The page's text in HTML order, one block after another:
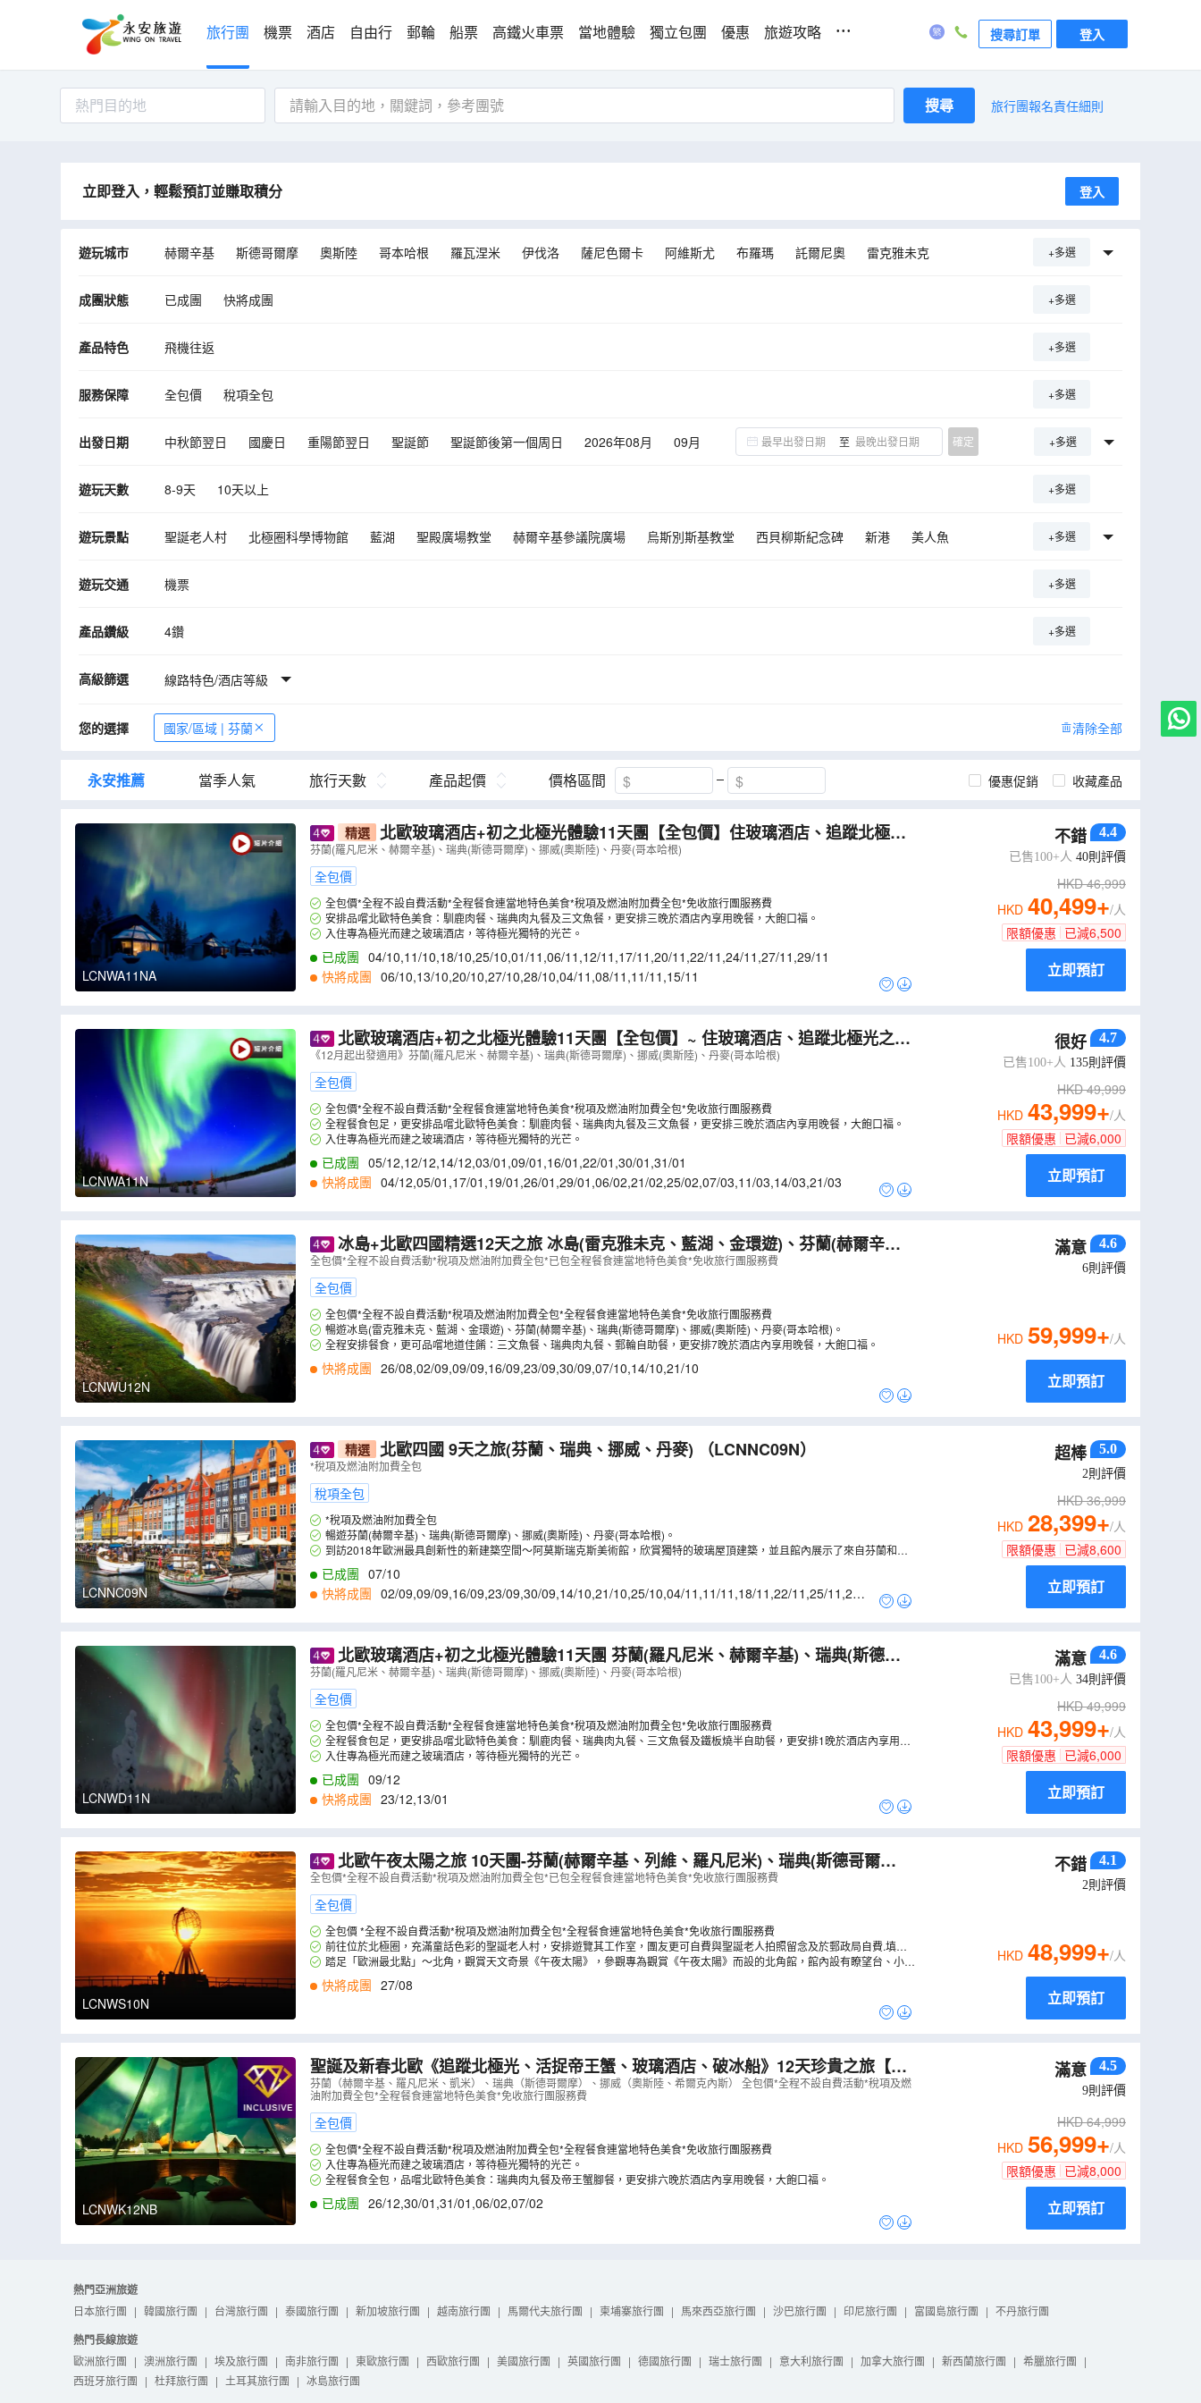
旅行團 機票 酒店 自由行 郵輪 船票 高鐵火車票 當地體驗 獨立包團 優惠 旅遊攻略 ... 搜尋訂單 登入
熱門目的地 搜尋 旅行團報名責任細則
立即登入，輕鬆預訂並賺取積分 登入
遊玩城市 赫爾辛基 斯德哥爾摩 奧斯陸 哥本哈根 羅瓦涅米 伊伐洛 薩尼色爾卡 阿維斯尤 布羅瑪 託爾尼奧
雷克雅未克
Rangarthing eystra
+多選
成團狀態 已成團 快將成團 +多選
產品特色 飛機往返 +多選
服務保障 全包價 稅項全包 +多選
出發日期 中秋節翌日 國慶日 重陽節翌日 聖誕節 聖誕節後第一個周日 2026年08月
09月
至 確定 +多選
遊玩天數 8-9天 10天以上 +多選
遊玩景點 聖誕老人村 北極圈科學博物館 藍湖 聖殿廣場教堂 赫爾辛基參議院廣場 烏斯別斯基教堂 西貝柳斯紀念碑 新港
美人魚
阿克斯胡斯城堡
阿克斯胡斯城堡
觀賞自然奇觀～《午夜太陽》
+多選
遊玩交通 機票 +多選
產品鑽級 4鑽 +多選
高級篩選 線路特色/酒店等級
您的選擇 國家/區域 | 芬蘭 清除全部
永安推薦 當季人氣 旅行天數 產品起價 價格區間 優惠促銷 收藏產品
LCNWA11NA
精選 北歐玻璃酒店+初之北極光體驗11天團【全包價】住玻璃酒店、追蹤北極光
之旅、一次過參觀市政廳、華莎戰船/露天/前進號/北極圈科學博物館、石中教堂、費
德烈城堡
芬蘭(羅凡尼米、赫爾辛基)、瑞典(斯德哥爾摩)、挪威(奧斯陸)、丹麥(哥本哈根)
全包價
全包價*全程不設自費活動*全程餐食連當地特色美食*稅項及燃油附加費全包*免收旅行團服務費
安排品嚐北歐特色美食：馴鹿肉餐、瑞典肉丸餐及三文魚餐，更安排三晚於酒店內享用晚餐，大飽口福。
入住專為極光而建之玻璃酒店，等待極光獨特的光芒。
已成團 04/10,11/10,18/10,25/10,01/11 ,06/11 ,12/11 ,17/11 ,20/11 ,22/11 ,24/11 ,27/11 ,29/11
快將成團 06/10,13/10,20/10,27/10,28/10,04/11 ,08/11 ,11/11 ,15/11
不錯 4.4
已售100+人 40則評價
HKD46,999
HKD 40,499+/人
限額優惠 已減6,500
立即預訂
LCNWA11N
北歐玻璃酒店+初之北極光體驗11天團【全包價】~ 住玻璃酒店、追蹤北極光之
旅、乘哈士奇狗拉車及馴鹿拉車、一次過參觀市政廳、華莎戰船/露天/前進號/北極圈
科學博物館、石中教堂、費德烈城堡
《12月起出發適用》芬蘭(羅凡尼米、赫爾辛基)、瑞典(斯德哥爾摩)、挪威(奧斯陸)、丹麥(哥本哈根)
全包價
全包價*全程不設自費活動*全程餐食連當地特色美食*稅項及燃油附加費全包*免收旅行團服務費
全程餐食包足，更安排品嚐北歐特色美食：馴鹿肉餐、瑞典肉丸餐及三文魚餐，更安排三晚於酒店內享用晚餐，大飽口福。
入住專為極光而建之玻璃酒店，等待極光獨特的光芒。
已成團 05/12,12/12,14/12,03/01 ,09/01 ,16/01 ,22/01 ,30/01 ,31/01
快將成團 04/12,05/01 ,17/01 ,19/01 ,26/01 ,29/01 ,06/02,21/02,25/02,07/03,11/03,14/03,21/03
很好 4.7
已售100+人 135則評價
HKD49,999
HKD 43,999+/人
限額優惠 已減6,000
立即預訂
LCNWU12N
冰島+北歐四國精選12天之旅 冰島(雷克雅未克、藍湖、金環遊)、芬蘭(赫爾辛
基)、瑞典(斯德哥爾摩)、挪威(奧斯陸)、丹麥(哥本哈根) 【全包價】
全包價*全程不設自費活動*稅項及燃油附加費全包*已包全程餐食連當地特色美食*免收旅行團服務費
全包價
全包價*全程不設自費活動*稅項及燃油附加費全包*全程餐食連當地特色美食*免收旅行團服務費
暢遊冰島(雷克雅未克、藍湖、金環遊)、芬蘭(赫爾辛基)、瑞典(斯德哥爾摩)、挪威(奧斯陸)、丹麥(哥本哈根)。
全程安排餐食，更可品嚐地道佳餚：三文魚餐、瑞典肉丸餐、郵輪自助餐，更安排7晚於酒店內享用晚餐，大飽口福。
快將成團 26/08,02/09,09/09,16/09,23/09,30/09,07/10,14/10,21/10
滿意 4.6
6則評價
HKD 59,999+/人
立即預訂
LCNNC09N
精選 北歐四國 9天之旅(芬蘭、瑞典、挪威、丹麥) （LCNNC09N）
*稅項及燃油附加費全包
稅項全包
*稅項及燃油附加費全包
暢遊芬蘭(赫爾辛基)、瑞典(斯德哥爾摩)、挪威(奧斯陸)、丹麥(哥本哈根)。
到訪2018年歐洲最具創新性的新建築空間～阿莫斯瑞克斯美術館，欣賞獨特的玻璃屋頂建築，並且館內展示了來自芬蘭和國
際藝術家的作品。
已成團 07/10
快將成團 02/09,09/09,16/09,23/09,30/09,14/10,21/10,25/10,04/11 ,11/11 ,18/11 ,22/11 ,25/11 ,29/1
超棒 5.0
2則評價
HKD36,999
HKD 28,399+/人
限額優惠 已減8,600
立即預訂
LCNWD11N
北歐玻璃酒店+初之北極光體驗11天團 芬蘭(羅凡尼米、赫爾辛基)、瑞典(斯德哥
爾摩)、挪威(奧斯陸)、丹麥(哥本哈根)《12月起出發適用》【全包價】
）
芬蘭(羅凡尼米、赫爾辛基)、瑞典(斯德哥爾摩)、挪威(奧斯陸)、丹麥(哥本哈根)
全包價
全包價*全程不設自費活動*全程餐食連當地特色美食*稅項及燃油附加費全包*免收旅行團服務費
全程餐食包足，更安排品嚐北歐特色美食：馴鹿肉餐、瑞典肉丸餐、三文魚餐及鐵板燒半自助餐，更安排1晚於酒店內享用晚
餐，大飽口福。
入住專為極光而建之玻璃酒店，等待極光獨特的光芒。
已成團 09/12
快將成團 23/12,13/01
滿意 4.6
已售100+人 34則評價
HKD49,999
HKD 43,999+/人
限額優惠 已減6,000
立即預訂
LCNWS10N
北歐午夜太陽之旅 10天團-芬蘭(赫爾辛基、列維、羅凡尼米)、瑞典(斯德哥爾
摩)、挪威(奧斯陸、康寧斯娃(最北點)、阿爾塔)、丹麥(哥本哈根) 之旅10天團【全包
價】（
全包價*全程不設自費活動*稅項及燃油附加費全包*已包全程餐食連當地特色美食*免收旅行團服務費
全包價
全包價 *全程不設自費活動*稅項及燃油附加費全包*全程餐食連當地特色美食*免收旅行團服務費
前往位於北極圈，充滿童話色彩的聖誕老人村，安排遊覽其工作室，團友更可自費與聖誕老人拍照留念及於郵政局自費.填
表，便可以於聖誕節時收到聖誕老人寄來的賀節信件。另各團友可獲發一張北極圈證書以作留念。
踏足「歐洲最北點」～北角，觀賞天文奇景《午夜太陽》，參觀專為觀賞《午夜太陽》而設的北角館，館內設有瞭望台、小教
堂、商店及放映北角紀錄片之闊銀幕影院。更安排賓客於北角郵局寄出蓋有北角郵印的明信片，及獲發北角紀念證書以作留念。
快將成團 27/08
不錯 4.1
2則評價
HKD 48,999+/人
立即預訂
LCNWK12NB
聖誕及新春北歐《追蹤北極光、活捉帝王蟹、玻璃酒店、破冰船》12天珍貴之旅【全
包價】 《聖誕出發：12月26日》《新春出發：2027年1月30,31日及2月6, 7日(大年初
一、二)》（LCNWK12NB）
芬蘭（赫爾辛基、羅凡尼米、凱米）、瑞典（斯德哥爾摩）、挪威（奧斯陸、希爾克內斯） 全包價*全程不設自費活動*稅項及燃
油附加費全包*全程餐食連當地特色美食*免收旅行團服務費
全包價
全包價*全程不設自費活動*稅項及燃油附加費全包*全程餐食連當地特色美食*免收旅行團服務費
入住專為極光而建之玻璃酒店，等待極光獨特的光芒。
全程餐食全包，品嚐北歐特色美食：瑞典肉丸餐及帝王蟹腳餐，更安排六晚於酒店內享用晚餐，大飽口福。
已成團 26/12,30/01 ,31/01 ,06/02,07/02
滿意 4.5
9則評價
HKD64,999
HKD 56,999+/人
限額優惠 已減8,000
立即預訂
熱門亞洲旅遊
日本旅行團 | 韓國旅行團 | 台灣旅行團 | 泰國旅行團 | 新加坡旅行團 | 越南旅行團 | 馬爾代夫旅行團 | 柬埔寨旅行團 | 馬來西亞旅行團 | 沙巴旅行團 | 印尼旅行團 | 富國島旅行團 | 不丹旅行團
熱門長線旅遊
歐洲旅行團 | 澳洲旅行團 | 埃及旅行團 | 南非旅行團 | 東歐旅行團 | 西歐旅行團 | 美國旅行團 | 英國旅行團 | 德國旅行團 | 瑞士旅行團 | 意大利旅行團 | 加拿大旅行團 | 新西蘭旅行團 | 希臘旅行團 |
西班牙旅行團 | 杜拜旅行團 | 土耳其旅行團 | 冰島旅行團